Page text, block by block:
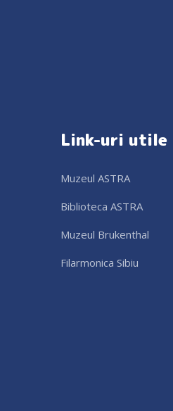
Link-uri utile
Muzeul ASTRA
Biblioteca ASTRA
Muzeul Brukenthal
Filarmonica Sibiu